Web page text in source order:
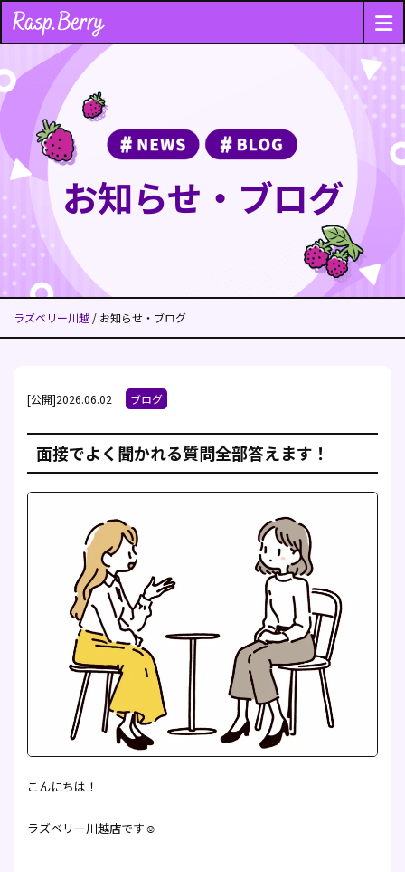
お知らせ・ブログ
ラズベリー川越 / お知らせ・ブログ
[公開]2026.06.02 ブログ
面接でよく聞かれる質問全部答えます！
こんにちは！
ラズベリー川越店です☺